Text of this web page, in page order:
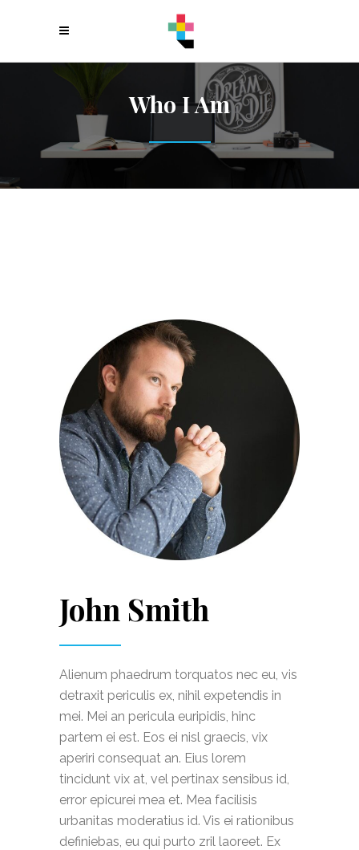
Who I Am
John Smith
Alienum phaedrum torquatos nec eu, vis
detraxit periculis ex, nihil expetendis in
mei. Mei an pericula euripidis, hinc
partem ei est. Eos ei nisl graecis, vix
aperiri consequat an. Eius lorem
tincidunt vix at, vel pertinax sensibus id,
error epicurei mea et. Mea facilisis
urbanitas moderatius id. Vis ei rationibus
definiebas, eu qui purto zril laoreet. Ex